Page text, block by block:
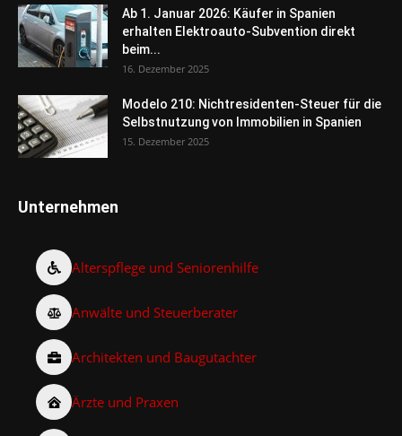
Ab 1. Januar 2026: Käufer in Spanien
erhalten Elektroauto-Subvention direkt
beim...
16. Dezember 2025
Modelo 210: Nichtresidenten-Steuer für die
Selbstnutzung von Immobilien in Spanien
15. Dezember 2025
Unternehmen
Alterspflege und Seniorenhilfe
Anwälte und Steuerberater
Architekten und Baugutachter
Ärzte und Praxen